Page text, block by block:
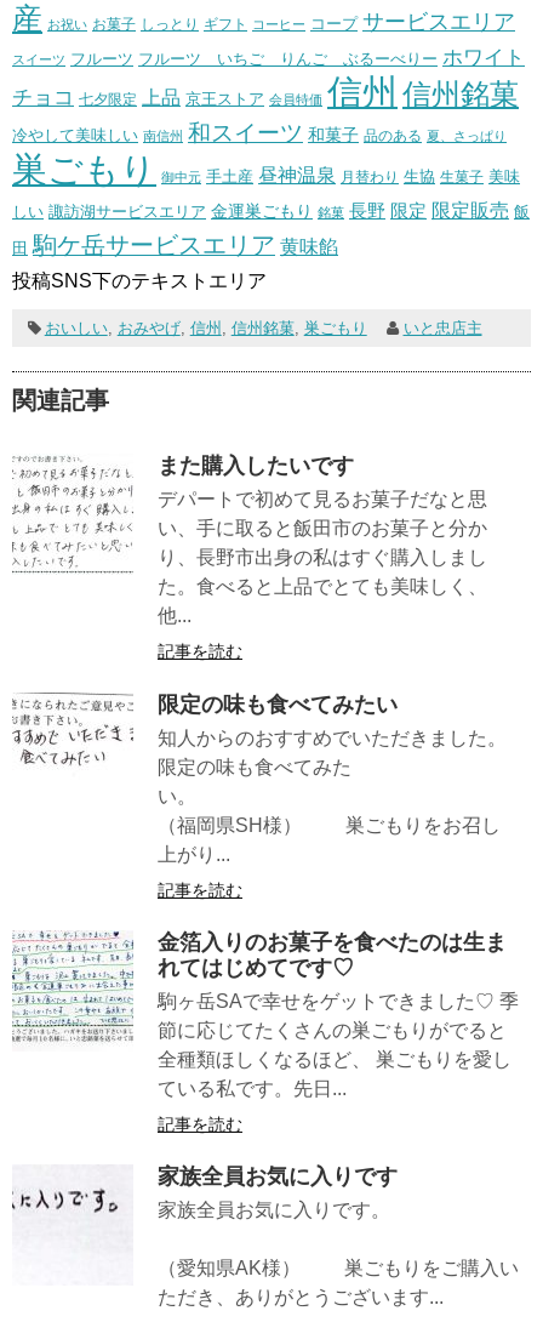
産 お祝い お菓子 しっとり ギフト コーヒー コープ サービスエリア
スイーツ フルーツ フルーツ いちご りんご ぶるーべりー ホワイト
チョコ 七夕限定 上品 京王ストア 会員特価 信州 信州銘菓
冷やして美味しい 南信州 和スイーツ 和菓子 品のある 夏、さっぱり
巣ごもり 御中元 手土産 昼神温泉 月替わり 生協 生菓子 美味
しい 諏訪湖サービスエリア 金運巣ごもり 銘菓 長野 限定 限定販売 飯
田 駒ケ岳サービスエリア 黄味餡
投稿SNS下のテキストエリア
おいしい, おみやげ, 信州 , 信州銘菓, 巣ごもり いと忠店主
関連記事
また購入したいです
デパートで初めて見るお菓子だなと思
い、手に取ると飯田市のお菓子と分か
り、長野市出身の私はすぐ購入しまし
た。食べると上品でとても美味しく、
他...
記事を読む
限定の味も食べてみたい
知人からのおすすめでいただきました。
限定の味も食べてみた
い。
（福岡県SH様） 巣ごもりをお召し
上がり...
記事を読む
金箔入りのお菓子を食べたのは生ま
れてはじめてです♡
駒ヶ岳SAで幸せをゲットできました♡ 季
節に応じてたくさんの巣ごもりがでると
全種類ほしくなるほど、 巣ごもりを愛し
ている私です。先日...
記事を読む
家族全員お気に入りです
家族全員お気に入りです。
（愛知県AK様） 巣ごもりをご購入い
ただき、ありがとうございます...